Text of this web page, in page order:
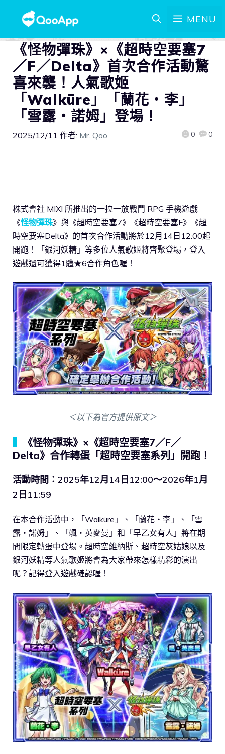
MENU
《怪物彈珠》×《超時空要塞7
／F／Delta》首次合作活動驚
喜來襲！人氣歌姬
「Walküre」「蘭花・李」
「雪露・諾姆」登場！
2025/12/11 作者: Mr. Qoo 0 0
株式會社 MIXI 所推出的一拉一放戰鬥 RPG 手機遊戲
《怪物彈珠》與《超時空要塞7》《超時空要塞F》《超
時空要塞Delta》的首次合作活動將於12月14日12:00起
開跑！「銀河妖精」等多位人氣歌姬將齊聚登場，登入
遊戲還可獲得1體★6合作角色喔！
＜以下為官方提供原文＞
《怪物彈珠》×《超時空要塞7／F／
Delta》合作轉蛋「超時空要塞系列」開跑！
活動時間：2025年12月14日12:00～2026年1月
2日11:59
在本合作活動中，「Walküre」、「蘭花・李」、「雪
露・諾姆」、「颯・英麥曼」和「早乙女有人」將在期
間限定轉蛋中登場。超時空維納斯、超時空灰姑娘以及
銀河妖精等人氣歌姬將會為大家帶來怎樣精彩的演出
呢？記得登入遊戲確認喔！